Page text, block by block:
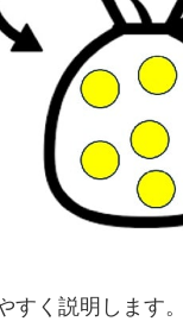
すく説明します